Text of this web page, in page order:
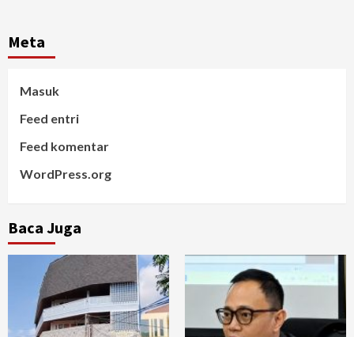
Meta
Masuk
Feed entri
Feed komentar
WordPress.org
Baca Juga